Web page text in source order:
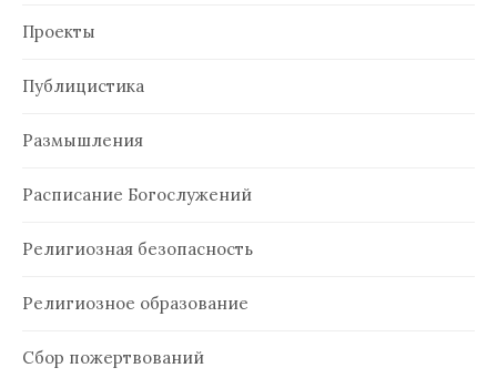
Проекты
Публицистика
Размышления
Расписание Богослужений
Религиозная безопасность
Религиозное образование
Сбор пожертвований